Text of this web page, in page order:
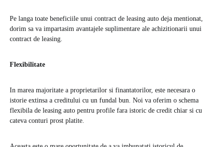
Pe langa toate beneficiile unui contract de leasing auto deja mentionat,
dorim sa va impartasim avantajele suplimentare ale achizitionarii unui
contract de leasing.
Flexibilitate
In marea majoritate a proprietarilor si finantatorilor, este necesara o
istorie extinsa a creditului cu un fundal bun. Noi va oferim o schema
flexibila de leasing auto pentru profile fara istoric de credit chiar si cu
cateva conturi prost platite.